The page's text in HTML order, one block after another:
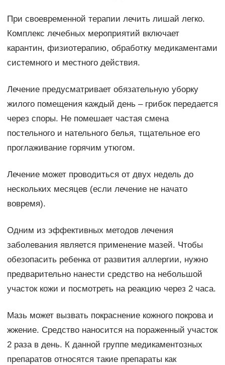
При своевременной терапии лечить лишай легко.
Комплекс лечебных мероприятий включает
карантин, физиотерапию, обработку медикаментами
системного и местного действия.
Лечение предусматривает обязательную уборку
жилого помещения каждый день – грибок передается
через споры. Не помешает частая смена
постельного и нательного белья, тщательное его
проглаживание горячим утюгом.
Лечение может проводиться от двух недель до
нескольких месяцев (если лечение не начато
вовремя).
Одним из эффективных методов лечения
заболевания является применение мазей. Чтобы
обезопасить ребенка от развития аллергии, нужно
предварительно нанести средство на небольшой
участок кожи и посмотреть на реакцию через 2 часа.
Мазь может вызвать покраснение кожного покрова и
жжение. Средство наносится на пораженный участок
2 раза в день. К данной группе медикаментозных
препаратов относятся такие препараты как